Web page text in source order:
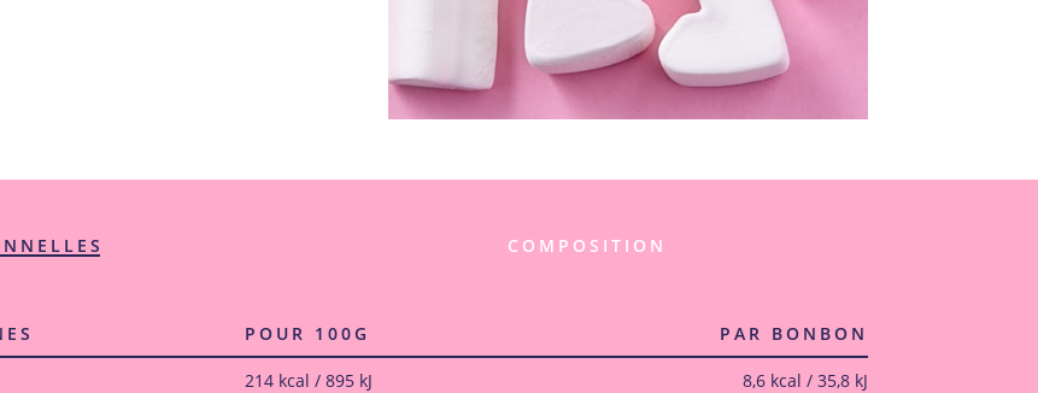
COMPOSITION
POUR 100G PAR BONBON
214 kcal / 895 kJ
8,6 kcal / 35,8 kJ